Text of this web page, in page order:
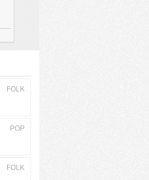
FOLK
POP
FOLK